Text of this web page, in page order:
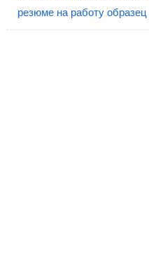
резюме на работу образец